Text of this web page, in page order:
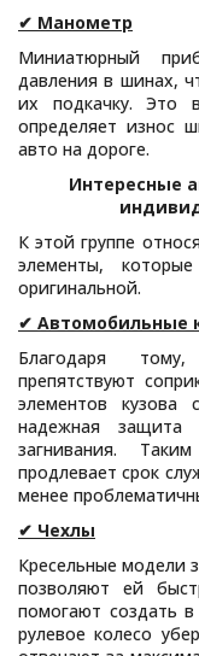
✔ Манометр
Миниатюрный
давления в шинах,
их подкачку. Это
определяет износ
авто на дороге.
Интересные
К этой группе
элементы,
оригинальной.
✔ Автомобильные
Благодаря
препятствуют
элементов кузова
надежная защита
загнивания.
продлевает срок
менее
✔ Чехлы
Кресельные модели
позволяют ей
помогают создать
рулевое колесо